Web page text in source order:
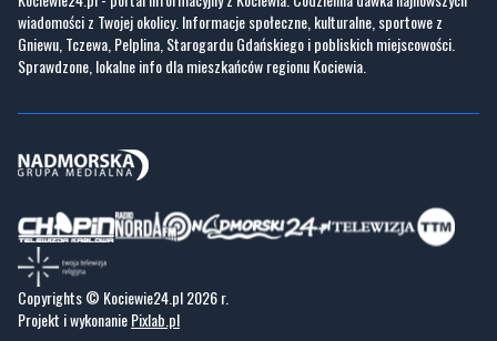
Copyrights © Kociewie24.pl 2026 r.
Projekt i wykonaniePixlab.pl